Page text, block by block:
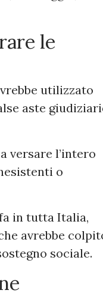
le
utilizzato
aste
versare l’intero
o
in tutta Italia,
avrebbe
sociale.